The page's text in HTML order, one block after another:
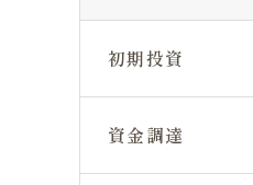
初期投資
資金調達